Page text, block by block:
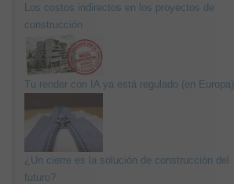
Los costos indirectos en los proyectos de
construcción
Tu render con IA ya está regulado (en Europa)
¿Un cierre es la solución de construcción del
futuro?